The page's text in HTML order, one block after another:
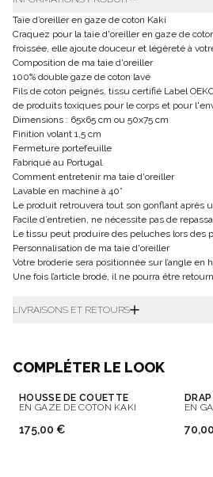
Taie d’oreiller en gaze de coton Kaki
Craquez pour la taie d'oreiller en gaze de
froissée, elle ajoute douceur et légèreté à
Composition de ma taie d'oreiller
100% double gaze de coton lavé
Fils de coton peignés, tissu certifié Label
de produits toxiques pour le corps et pour
Dimensions : 65x65 cm ou 50x75 cm
Finition volant 1,5 cm
Fermeture portefeuille
Fabriqué au Portugal
Comment entretenir ma taie d'oreiller
Lavable en machine à 40°
Le produit retrouvera tout son gonflant après
Facile d’entretien, ne nécessite pas de
Le tissu peut produire des peluches lors des
Personnalisation de ma taie d'oreiller
Votre broderie sera positionnée sur l’angle en
Une fois l’article brodé, il ne pourra être
LIVRAISONS ET RETOURS
COMPLÉTER LE LOOK
HOUSSE DE COUETTE
EN GAZE DE COTON KAKI
175,00 €
EN